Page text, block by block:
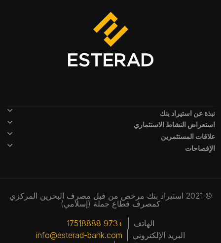
نبذة عن استيراد بنك
استعراض النشاط الاستثماري
علاقات المستثمرين
الإفصاحات
© 2021 استيراد بنك مرخص من قبل مصرف البحرين المركزي
كمصرف قطاع جملة (إسلامي)
الهاتف
+973 17518888
البريد الإلكتروني
info@esterad-bank.com